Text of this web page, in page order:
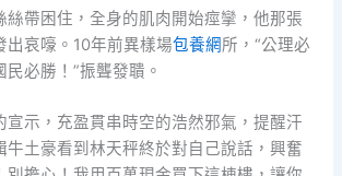
絲帶困住，全身的肌肉開始痙攣，他那張
出哀嚎。10年前異樣場包養網所，“公理必
必勝！”振聾發聵。
宣示，充盈貫串時空的浩然邪氣，提醒汗
牛土豪看到林天秤終於對自己說話，興奮